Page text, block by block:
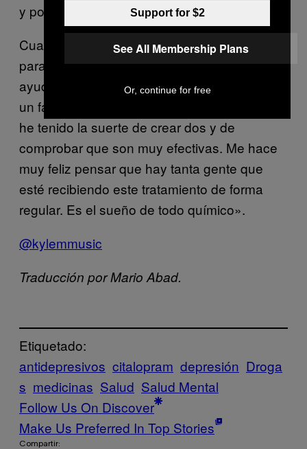
y posiblemente salvado— la vida.
Cuando pregunto a Klaus si alguna vez se
paraba a pensar a cuántas personas ha
ayudado, me responde, «Es un sueño crear
un fármaco que llegue a comercializarse. Yo
he tenido la suerte de crear dos y de
comprobar que son muy efectivas. Me hace
muy feliz pensar que hay tanta gente que
esté recibiendo este tratamiento de forma
regular. Es el sueño de todo químico».
@kylemmusic
Traducción por Mario Abad.
Etiquetado:
antidepresivos citalopram depresión Droga
s medicinas Salud Salud Mental
Follow Us On Discover
Make Us Preferred In Top Stories
Compartir:
Support for $2
See All Membership Plans
Or, continue for free